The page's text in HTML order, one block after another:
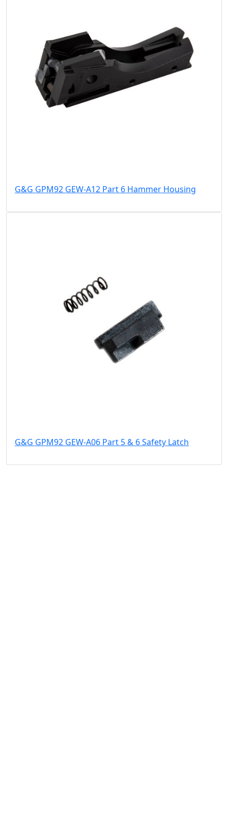
G&G GPM92 GEW-A12 Part 6 Hammer Housing
G&G GPM92 GEW-A06 Part 5 & 6 Safety Latch